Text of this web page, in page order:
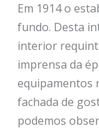
Em 1914 o
fundo. Desta
interior
imprensa da
equipamentos
fachada de
podemos